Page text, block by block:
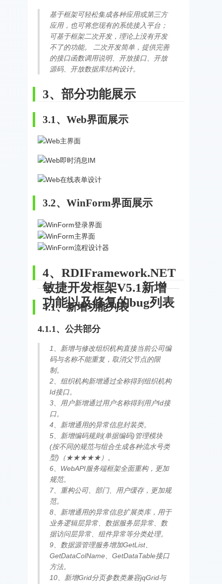
基于框架可轻松集成各种应用或第三方
应用，也可将您现有的系统接入平台；
可基于框架二次开发，理论上没有开发
不了的功能。 二次开发简单，提供完善
的接口函数调用说明、开放接口、开放
源码、开放数据库结构设计。
3、部分功能展示
3.1、Web界面展示
3.2、WinForm界面展示
4、RDIFramework.NET
敏捷开发框架V5.1新增
功能以及修复的bug列表
4.1、新增功能列表
4.1.1、公共部分
1、新增与修改组织机构直接当前公司编
码与名称不能重复，取消父节点的限
制。
2、组织机构新增通过全称得到组织机构
Id接口。
3、用户新增通过用户名称得到用户Id接
口。
4、新增通用的异常信息封装类。
5、新增编码规则(单据编码)管理模块
(按不同的规范与组合生成各种流水号类
型)（★★★★★）。
6、WebAPI服务端框架全面重构，更加
规范。
7、重构公司、部门、用户缓存，更加规
范。
8、新增通用的异常信息扩展类库，用于
业务逻辑层异常、数据服务层异常、数
据访问层异常、组件异常等分类处理。
9、数据源管理服务增加GetList、
GetDataColName、GetDataTable接口
方法。
10、新增Grid分页参数类兼容jqGrid与